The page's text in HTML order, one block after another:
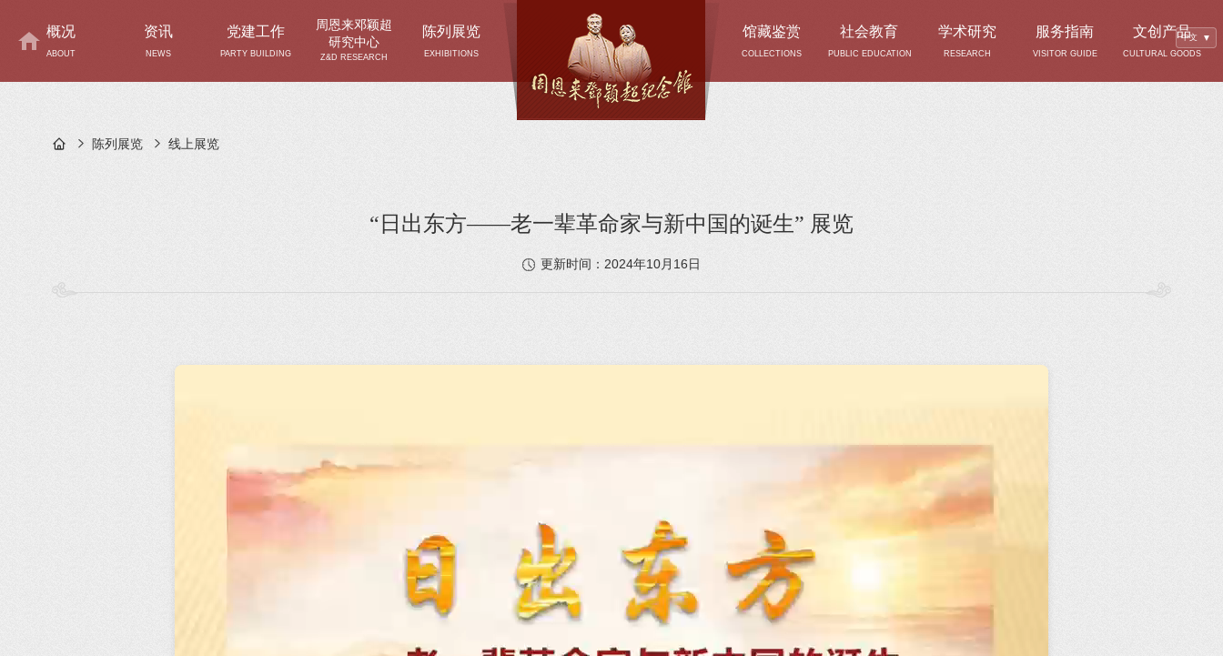
中文 ▼
概况
ABOUT
资讯
NEWS
党建工作
PARTY BUILDING
周恩来邓颖超
研究中心
Z&D RESEARCH
陈列展览
EXHIBITIONS
馆藏鉴赏
COLLECTIONS
社会教育
PUBLIC EDUCATION
学术研究
RESEARCH
服务指南
VISITOR GUIDE
文创产品
CULTURAL GOODS
陈列展览 线上展览
“日出东方——老一辈革命家与新中国的诞生” 展览
更新时间： 2024年10月16日